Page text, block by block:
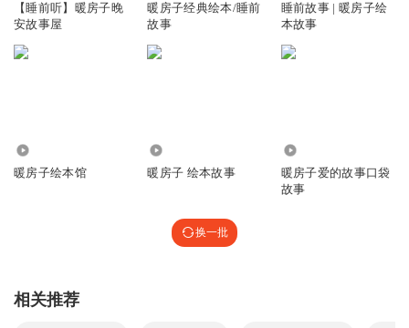
【睡前听】暖房子晚
安故事屋
暖房子经典绘本/睡前
故事
睡前故事 | 暖房子绘
本故事
暖房子绘本馆 暖房子 绘本故事
暖房子爱的故事口袋
故事
换一批
相关推荐